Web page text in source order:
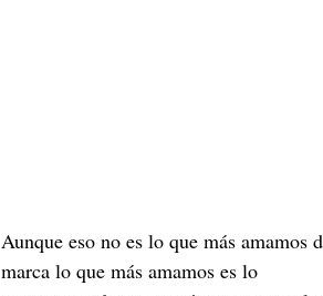
Aunque eso no es lo que más amamos
marca lo que más amamos es lo